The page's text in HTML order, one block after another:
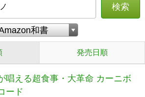
検索
発売日順
唱える超食事・大革命 カーニボ
ード